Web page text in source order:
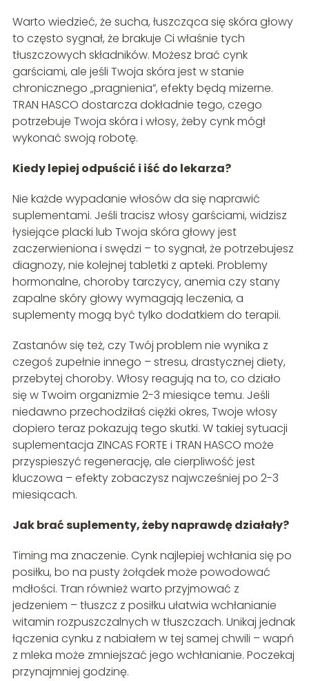
Warto wiedzieć, że sucha, łuszcząca się skóra głowy
to często sygnał, że brakuje Ci właśnie tych
tłuszczowych składników. Możesz brać cynk
garściami, ale jeśli Twoja skóra jest w stanie
chronicznego „pragnienia”, efekty będą mizerne.
TRAN HASCO dostarcza dokładnie tego, czego
potrzebuje Twoja skóra i włosy, żeby cynk mógł
wykonać swoją robotę.
Kiedy lepiej odpuścić i iść do lekarza?
Nie każde wypadanie włosów da się naprawić
suplementami. Jeśli tracisz włosy garściami, widzisz
łysiejące placki lub Twoja skóra głowy jest
zaczerwieniona i swędzi – to sygnał, że potrzebujesz
diagnozy, nie kolejnej tabletki z apteki. Problemy
hormonalne, choroby tarczycy, anemia czy stany
zapalne skóry głowy wymagają leczenia, a
suplementy mogą być tylko dodatkiem do terapii.
Zastanów się też, czy Twój problem nie wynika z
czegoś zupełnie innego – stresu, drastycznej diety,
przebytej choroby. Włosy reagują na to, co działo
się w Twoim organizmie 2-3 miesiące temu. Jeśli
niedawno przechodziłaś ciężki okres, Twoje włosy
dopiero teraz pokazują tego skutki. W takiej sytuacji
suplementacja ZINCAS FORTE i TRAN HASCO może
przyspieszyć regenerację, ale cierpliwość jest
kluczowa – efekty zobaczysz najwcześniej po 2-3
miesiącach.
Jak brać suplementy, żeby naprawdę działały?
Timing ma znaczenie. Cynk najlepiej wchłania się po
posiłku, bo na pusty żołądek może powodować
mdłości. Tran również warto przyjmować z
jedzeniem – tłuszcz z posiłku ułatwia wchłanianie
witamin rozpuszczalnych w tłuszczach. Unikaj jednak
łączenia cynku z nabiałem w tej samej chwili – wapń
z mleka może zmniejszać jego wchłanianie. Poczekaj
przynajmniej godzinę.